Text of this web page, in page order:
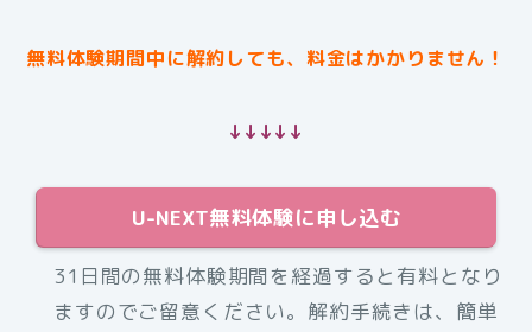
無料体験期間中に解約しても、料金はかかりません！
↓↓↓↓↓
U-NEXT無料体験に申し込む
31日間の無料体験期間を経過すると有料となり
ますのでご留意ください。解約手続きは、簡単